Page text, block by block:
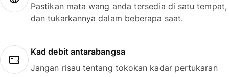
Pastikan mata wang anda tersedia di satu tempat,
dan tukarkannya dalam beberapa saat.
Kad debit antarabangsa
Jangan risau tentang tokokan kadar pertukaran